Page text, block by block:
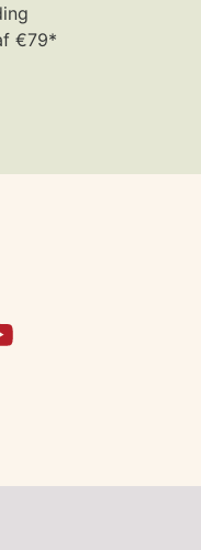
€79*